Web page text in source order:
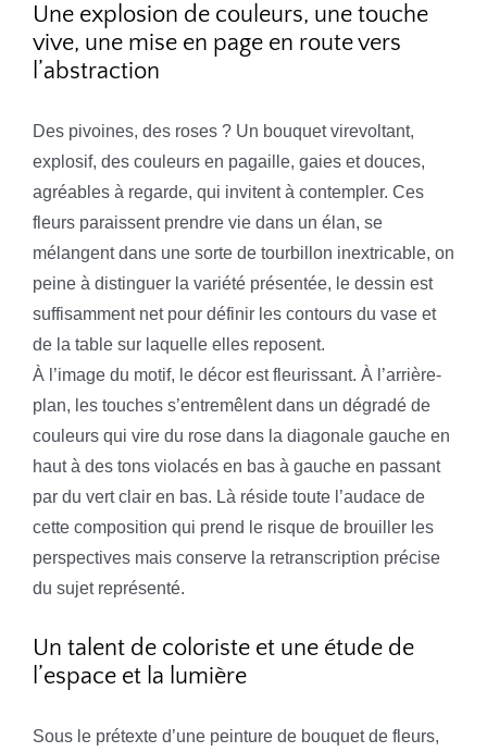
Une explosion de couleurs, une touche
vive, une mise en page en route vers
l’abstraction
Des pivoines, des roses ? Un bouquet virevoltant,
explosif, des couleurs en pagaille, gaies et douces,
agréables à regarde, qui invitent à contempler. Ces
fleurs paraissent prendre vie dans un élan, se
mélangent dans une sorte de tourbillon inextricable, on
peine à distinguer la variété présentée, le dessin est
suffisamment net pour définir les contours du vase et
de la table sur laquelle elles reposent.
À l’image du motif, le décor est fleurissant. À l’arrière-
plan, les touches s’entremêlent dans un dégradé de
couleurs qui vire du rose dans la diagonale gauche en
haut à des tons violacés en bas à gauche en passant
par du vert clair en bas. Là réside toute l’audace de
cette composition qui prend le risque de brouiller les
perspectives mais conserve la retranscription précise
du sujet représenté.
Un talent de coloriste et une étude de
l’espace et la lumière
Sous le prétexte d’une peinture de bouquet de fleurs,